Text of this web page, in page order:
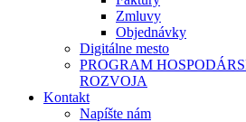
Zmluvy
Objednávky
Digitálne mesto
PROGRAM
ROZVOJA
Kontakt
Napíšte nám